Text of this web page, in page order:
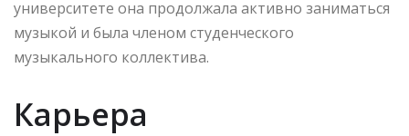
университете она продолжала активно заниматься
музыкой и была членом студенческого
музыкального коллектива.
Карьера